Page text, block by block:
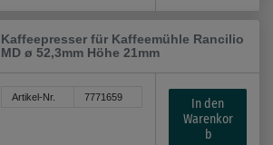
Kaffeepresser für Kaffeemühle Rancilio
MD ø 52,3mm Höhe 21mm
Artikel-Nr. 7771659
In den
Warenkor
b